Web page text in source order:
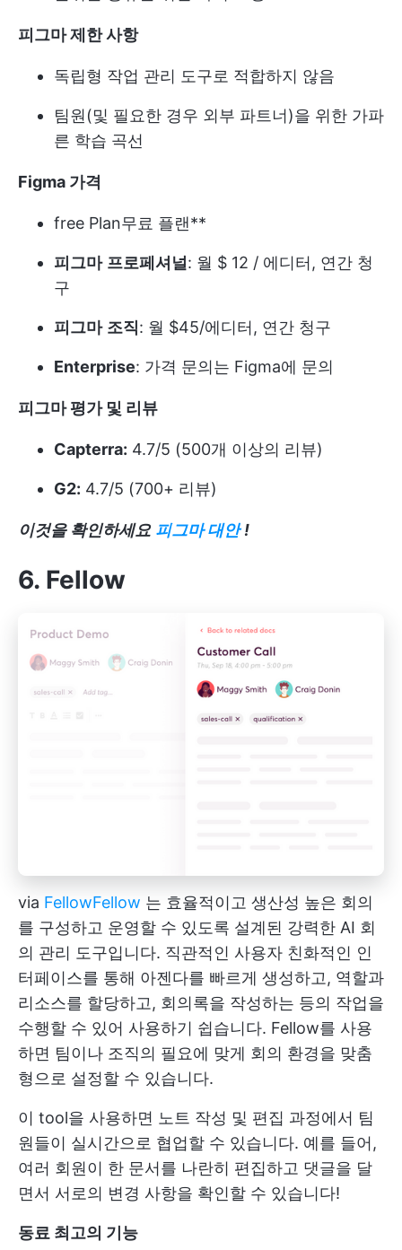
피그마 제한 사항
독립형 작업 관리 도구로 적합하지 않음
팀원(및 필요한 경우 외부 파트너)을 위한 가파
른 학습 곡선
Figma 가격
free Plan무료 플랜**
피그마 프로페셔널: 월 $ 12 / 에디터, 연간 청
구
피그마 조직: 월 $45/에디터, 연간 청구
Enterprise: 가격 문의는 Figma에 문의
피그마 평가 및 리뷰
Capterra: 4.7/5 (500개 이상의 리뷰)
G2: 4.7/5 (700+ 리뷰)
이것을 확인하세요 피그마 대안 !
6. Fellow
via FellowFellow 는 효율적이고 생산성 높은 회의
를 구성하고 운영할 수 있도록 설계된 강력한 AI 회
의 관리 도구입니다. 직관적인 사용자 친화적인 인
터페이스를 통해 아젠다를 빠르게 생성하고, 역할과
리소스를 할당하고, 회의록을 작성하는 등의 작업을
수행할 수 있어 사용하기 쉽습니다. Fellow를 사용
하면 팀이나 조직의 필요에 맞게 회의 환경을 맞춤
형으로 설정할 수 있습니다.
이 tool을 사용하면 노트 작성 및 편집 과정에서 팀
원들이 실시간으로 협업할 수 있습니다. 예를 들어,
여러 회원이 한 문서를 나란히 편집하고 댓글을 달
면서 서로의 변경 사항을 확인할 수 있습니다!
동료 최고의 기능